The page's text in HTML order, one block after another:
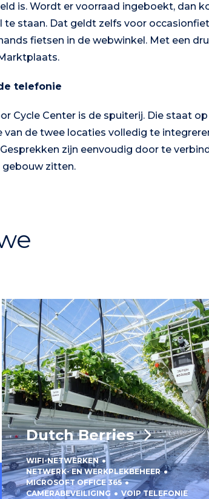
is. Wordt er voorraad ingeboekt, dan
te staan. Dat geldt zelfs voor
fietsen in de webwinkel. Met een
telefonie
Cycle Center is de spuiterij. Die staat
van de twee locaties volledig te
zijn eenvoudig door te
gebouw zitten.
Dutch Berries
WIFI-NETWERKEN
NETWERK- EN WERKPLEKBEHEER
MICROSOFT OFFICE 365
CAMERABEVEILIGING
VOIP TELEFONIE